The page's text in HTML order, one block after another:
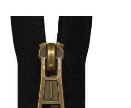
CIERRES METÁLICOS Nª 7
Metálico No.7
Separable Bronce Viejo